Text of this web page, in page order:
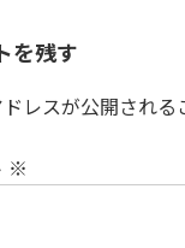
を残す
レスが公開される
※